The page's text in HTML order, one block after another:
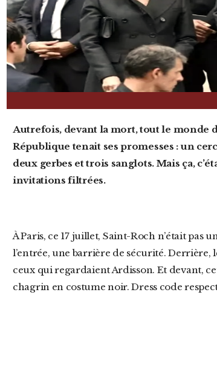
Autrefois, devant la mort, tout le monde descendait. C’était même le seul endroit où la
République tenait ses promesses : un
deux gerbes et trois sanglots. Mais ça,
invitations filtrées.
À Paris, ce 17 juillet, Saint-Roch n’était pas un lieu de recueillement. C’était un salon VIP. À
l’entrée, une barrière de sécurité. Derrière,
ceux qui regardaient Ardisson. Et devant,
chagrin en costume noir. Dress code